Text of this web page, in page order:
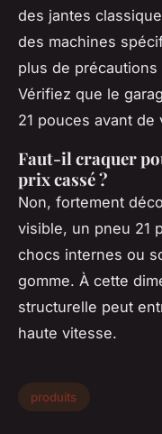
des jantes
des machines
plus de
Vérifiez que le
21 pouces avant de
Faut-il craquer
prix cassé ?
Non, fortement
visible, un pneu 21
chocs internes ou
gomme. À cette
structurelle peut
haute vitesse.
produits